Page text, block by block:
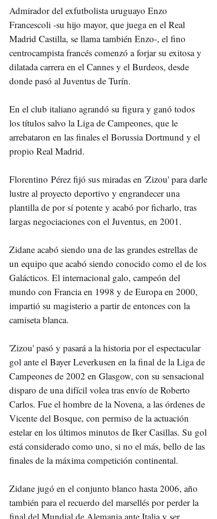
Admirador del exfutbolista uruguayo Enzo
Francescoli -su hijo mayor, que juega en el Real
Madrid Castilla, se llama también Enzo-, el fino
centrocampista francés comenzó a forjar su exitosa y
dilatada carrera en el Cannes y el Burdeos, desde
donde pasó al Juventus de Turín.
En el club italiano agrandó su figura y ganó todos
los títulos salvo la Liga de Campeones, que le
arrebataron en las finales el Borussia Dortmund y el
propio Real Madrid.
Florentino Pérez fijó sus miradas en 'Zizou' para darle
lustre al proyecto deportivo y engrandecer una
plantilla de por sí potente y acabó por ficharlo, tras
largas negociaciones con el Juventus, en 2001.
Zidane acabó siendo una de las grandes estrellas de
un equipo que acabó siendo conocido como el de los
Galácticos. El internacional galo, campeón del
mundo con Francia en 1998 y de Europa en 2000,
impartió su magisterio a partir de entonces con la
camiseta blanca.
'Zizou' pasó y pasará a la historia por el espectacular
gol ante el Bayer Leverkusen en la final de la Liga de
Campeones de 2002 en Glasgow, con su sensacional
disparo de una difícil volea tras envío de Roberto
Carlos. Fue el hombre de la Novena, a las órdenes de
Vicente del Bosque, con permiso de la actuación
estelar en los últimos minutos de Iker Casillas. Su gol
está considerado como uno, si no el más, bello de las
finales de la máxima competición continental.
Zidane jugó en el conjunto blanco hasta 2006, año
también para el recuerdo del marsellés por perder la
final del Mundial de Alemania ante Italia y ser